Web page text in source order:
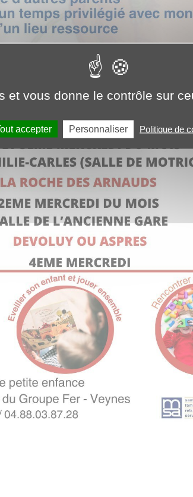
et vous donne le contrôle sur
accepter Personnaliser Politique de